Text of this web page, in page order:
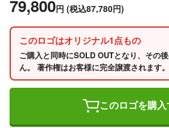
79,800円 (税込87,780円)
このロゴはオリジナル1点もの
ご購入と同時にSOLD OUTとなり、その
ん。 著作権はお客様に完全譲渡されます。
このロゴを購入